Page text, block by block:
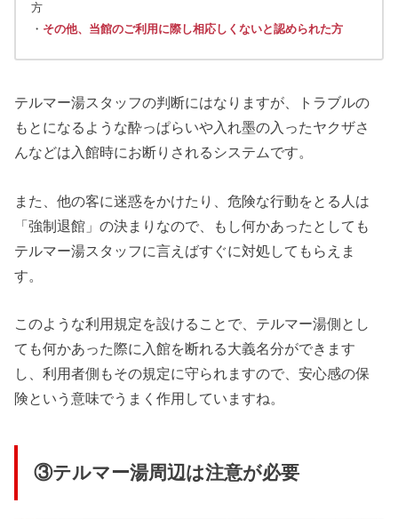
方
・ その他、当館のご利用に際し相応しくないと認められた方
テルマー湯スタッフの判断にはなりますが、トラブルの
もとになるような酔っぱらいや入れ墨の入ったヤクザさ
んなどは入館時にお断りされるシステムです。
また、他の客に迷惑をかけたり、危険な行動をとる人は
「強制退館」の決まりなので、もし何かあったとしても
テルマー湯スタッフに言えばすぐに対処してもらえま
す。
このような利用規定を設けることで、テルマー湯側とし
ても何かあった際に入館を断れる大義名分ができます
し、利用者側もその規定に守られますので、安心感の保
険という意味でうまく作用していますね。
③テルマー湯周辺は注意が必要